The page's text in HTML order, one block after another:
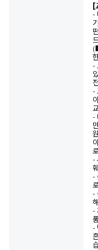
[
-
-
-
-
-
-
-
-
-